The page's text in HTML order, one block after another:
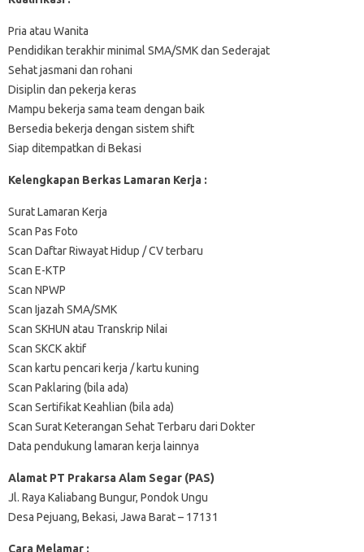
Pria atau Wanita
Pendidikan terakhir minimal SMA/SMK dan Sederajat
Sehat jasmani dan rohani
Disiplin dan pekerja keras
Mampu bekerja sama team dengan baik
Bersedia bekerja dengan sistem shift
Siap ditempatkan di Bekasi
Kelengkapan Berkas Lamaran Kerja :
Surat Lamaran Kerja
Scan Pas Foto
Scan Daftar Riwayat Hidup / CV terbaru
Scan E-KTP
Scan NPWP
Scan Ijazah SMA/SMK
Scan SKHUN atau Transkrip Nilai
Scan SKCK aktif
Scan kartu pencari kerja / kartu kuning
Scan Paklaring (bila ada)
Scan Sertifikat Keahlian (bila ada)
Scan Surat Keterangan Sehat Terbaru dari Dokter
Data pendukung lamaran kerja lainnya
Alamat PT Prakarsa Alam Segar (PAS)
Jl. Raya Kaliabang Bungur, Pondok Ungu
Desa Pejuang, Bekasi, Jawa Barat – 17131
Cara Melamar :